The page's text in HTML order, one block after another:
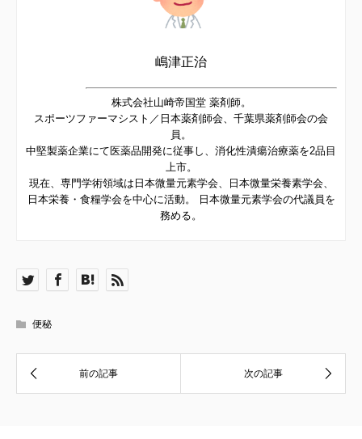
嶋津正治
株式会社山崎帝国堂 薬剤師。
スポーツファーマシスト／日本薬剤師会、千葉県薬剤師会の会
員。
中堅製薬企業にて医薬品開発に従事し、消化性潰瘍治療薬を2品目
上市。
現在、専門学術領域は日本微量元素学会、日本微量栄養素学会、
日本栄養・食糧学会を中心に活動。 日本微量元素学会の代議員を
務める。
便秘